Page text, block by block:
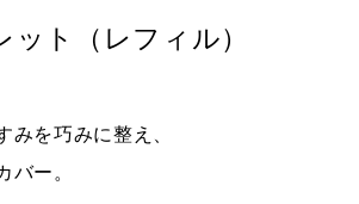
ト（レフィル）
みを巧みに整え、
バー。